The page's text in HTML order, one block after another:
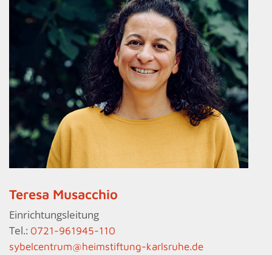
Teresa Musacchio
Einrichtungsleitung
Tel.: 0721-961945-110
sybelcentrum@heimstiftung-karlsruhe.de